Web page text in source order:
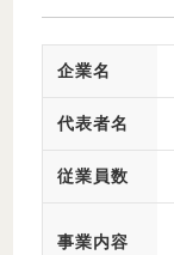
企業名
代表者名
従業員数
事業内容